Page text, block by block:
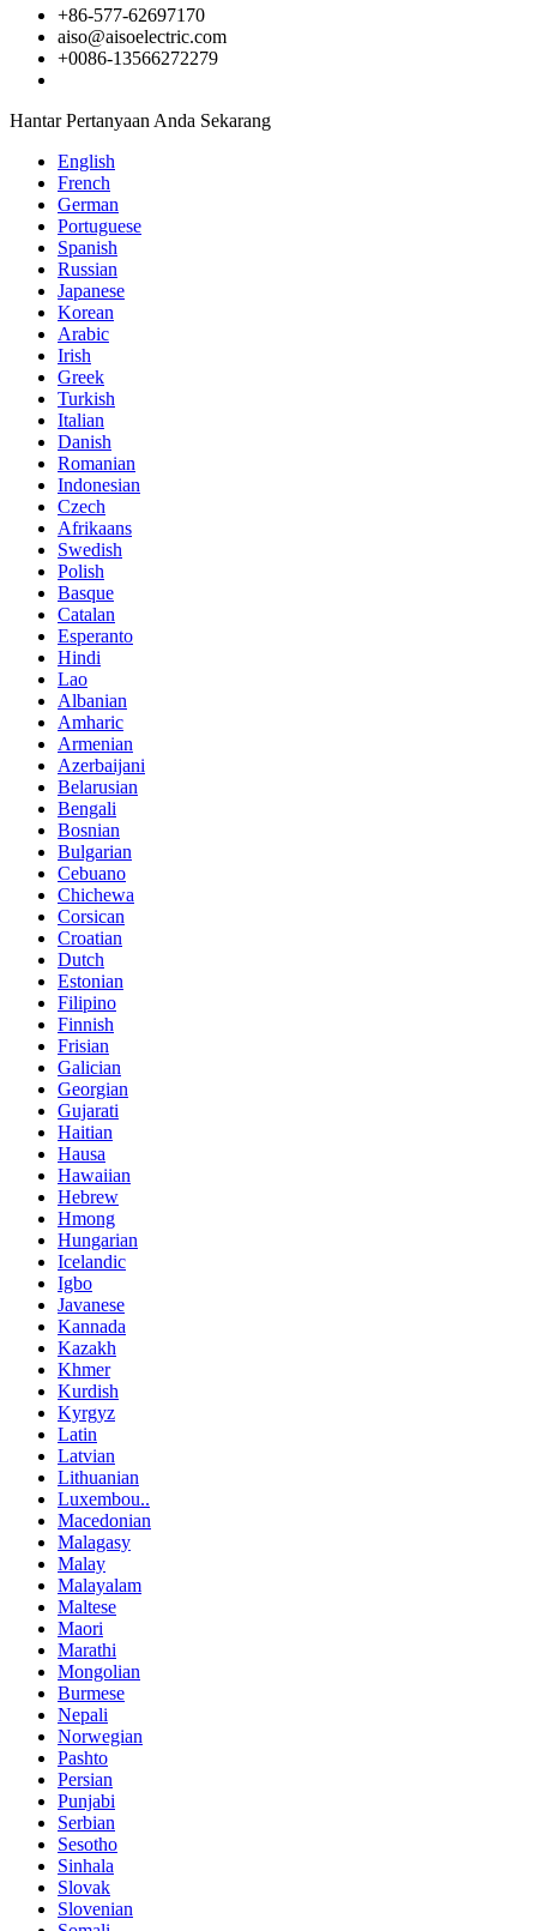
+86-577-62697170
aiso@aisoelectric.com
+0086-13566272279
Hantar Pertanyaan Anda Sekarang
English
French
German
Portuguese
Spanish
Russian
Japanese
Korean
Arabic
Irish
Greek
Turkish
Italian
Danish
Romanian
Indonesian
Czech
Afrikaans
Swedish
Polish
Basque
Catalan
Esperanto
Hindi
Lao
Albanian
Amharic
Armenian
Azerbaijani
Belarusian
Bengali
Bosnian
Bulgarian
Cebuano
Chichewa
Corsican
Croatian
Dutch
Estonian
Filipino
Finnish
Frisian
Galician
Georgian
Gujarati
Haitian
Hausa
Hawaiian
Hebrew
Hmong
Hungarian
Icelandic
Igbo
Javanese
Kannada
Kazakh
Khmer
Kurdish
Kyrgyz
Latin
Latvian
Lithuanian
Luxembou..
Macedonian
Malagasy
Malay
Malayalam
Maltese
Maori
Marathi
Mongolian
Burmese
Nepali
Norwegian
Pashto
Persian
Punjabi
Serbian
Sesotho
Sinhala
Slovak
Slovenian